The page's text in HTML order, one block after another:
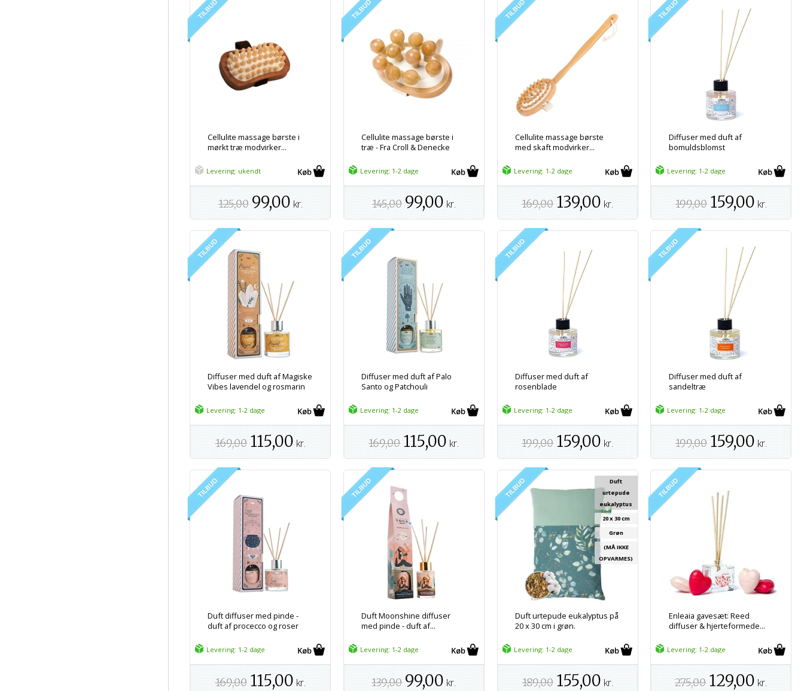
Cellulite massage børste i
mørkt træ modvirker...
Levering: ukendt
125,00 99,00 kr.
Cellulite massage børste i
træ - Fra Croll & Denecke
Levering: 1-2 dage
145,00 99,00 kr.
Cellulite massage børste
med skaft modvirker...
Levering: 1-2 dage
169,00 139,00 kr.
Diffuser med duft af
bomuldsblomst
Levering: 1-2 dage
199,00 159,00 kr.
Diffuser med duft af Magiske
Vibes lavendel og rosmarin
Levering: 1-2 dage
169,00 115,00 kr.
Diffuser med duft af Palo
Santo og Patchouli
Levering: 1-2 dage
169,00 115,00 kr.
Diffuser med duft af
rosenblade
Levering: 1-2 dage
199,00 159,00 kr.
Diffuser med duft af
sandeltræ
Levering: 1-2 dage
199,00 159,00 kr.
Duft diffuser med pinde -
duft af procecco og roser
Levering: 1-2 dage
169,00 115,00 kr.
Duft Moonshine diffuser
med pinde - duft af...
Levering: 1-2 dage
139,00 99,00 kr.
Duft urtepude eukalyptus på
20 x 30 cm i grøn.
Duft
urtepude
eukalyptus
20 x 30 cm
Grøn
(MÅ IKKE
OPVARMES)
Levering: 1-2 dage
189,00 155,00 kr.
Enleaia gavesæt: Reed
diffuser & hjerteformede...
Levering: 1-2 dage
275,00 129,00 kr.